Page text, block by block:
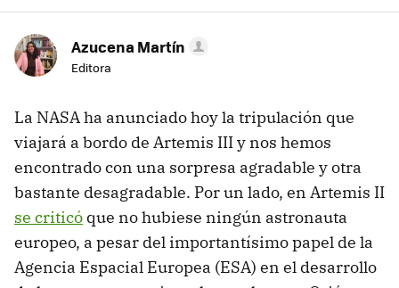
Azucena Martín
Editora
La NASA ha anunciado hoy la tripulación que
viajará a bordo de Artemis III y nos hemos
encontrado con una sorpresa agradable y otra
bastante desagradable. Por un lado, en Artemis II
se criticó que no hubiese ningún astronauta
europeo, a pesar del importantísimo papel de la
Agencia Espacial Europea (ESA) en el desarrollo